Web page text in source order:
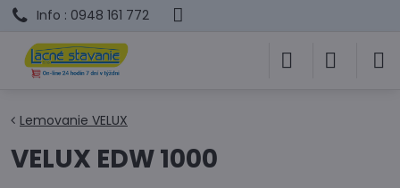
Info : 0948 161 772
Lemovanie VELUX
VELUX EDW 1000